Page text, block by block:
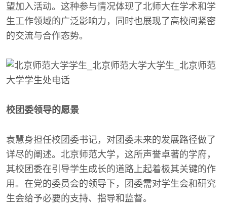
望加入活动。这种参与情况体现了北师大在学术和学
生工作领域的广泛影响力，同时也展现了高校间紧密
的交流与合作态势。
校团委领导的愿景
袁慧身担任校团委书记，对团委未来的发展路径做了
详尽的阐述。北京师范大学，这所声誉卓著的学府，
其校团委在引导学生成长的道路上起着极其关键的作
用。在党的委员会的领导下，团委需对学生会和研究
生会给予必要的支持、指导和监督。